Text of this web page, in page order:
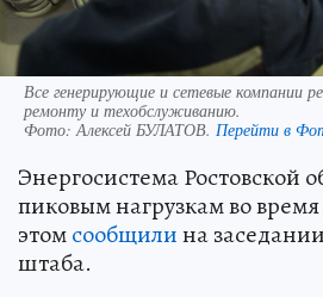
Все генерирующие и сетевые компании
ремонту и техобслуживанию.
Фото: Алексей БУЛАТОВ. Перейти в
Энергосистема Ростовской
пиковым нагрузкам во
этомсообщилина
штаба.